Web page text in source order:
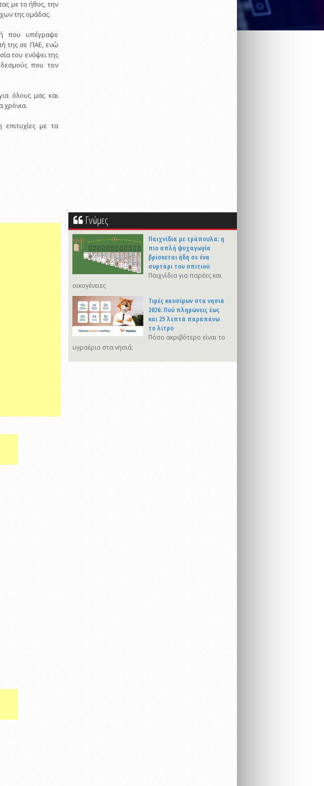
με το ήθος, την
της ομάδας.
που υπέγραψε
της σε ΠΑΕ, ενώ
του ενόψει της
δεσμούς που τον
όλους μας και
χρόνια.
με τα
Γνώμες
Παιχνίδια με τράπουλα: η
πιο απλή ψυχαγωγία
βρίσκεται ήδη σε ένα
συρτάρι του σπιτιού
Παιχνίδια για παρέες και
οικογένειες
Τιμές καυσίμων στα νησιά
2026: Πού πληρώνεις έως
και 25 λεπτά παραπάνω
το λίτρο
Πόσο ακριβότερο είναι το
υγραέριο στα νησιά;